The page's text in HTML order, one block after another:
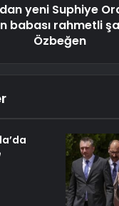
yeni Suphiye
babası rahmetli
Özbeğen